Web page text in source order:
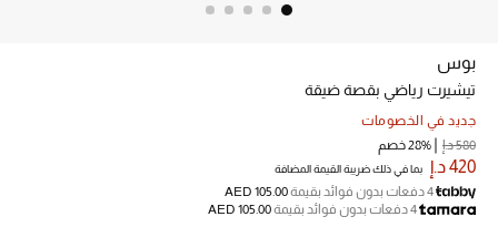
خصم حتى 70%
تسوقوا الآن
ما وصلنا حديثاً
بوس
تيشيرت رياضي بقصة ضيقة
جديد في الخصومات
420 د.إ بما في ذلك ضريبة القيمة المضافة
580 د.إ 28% خصم
4 دفعات بدون فوائد بقيمة
AED 105.00
4 دفعات بدون فوائد بقيمة
AED 105.00